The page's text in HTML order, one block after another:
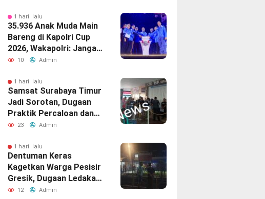
1 hari lalu
35.936 Anak Muda Main
Bareng di Kapolri Cup
2026, Wakapolri: Jangan
Cuma Jadi Penonton,
10 Admin
1 hari lalu
Samsat Surabaya Timur
Jadi Sorotan, Dugaan
Praktik Percaloan dan
Pungli Mencuat
23 Admin
1 hari lalu
Dentuman Keras
Kagetkan Warga Pesisir
Gresik, Dugaan Ledakan
Berasal Dari PT Smelting
12 Admin